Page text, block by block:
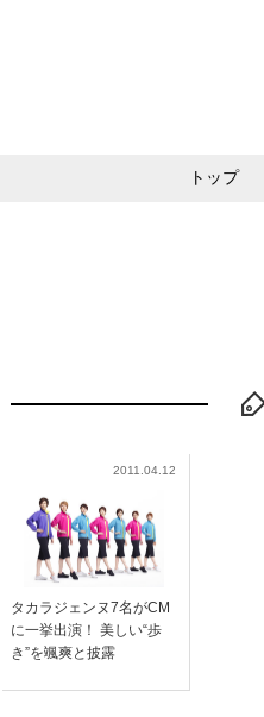
トップ
2011.04.12
タカラジェンヌ7名がCM
に一挙出演！ 美しい“歩
き”を颯爽と披露